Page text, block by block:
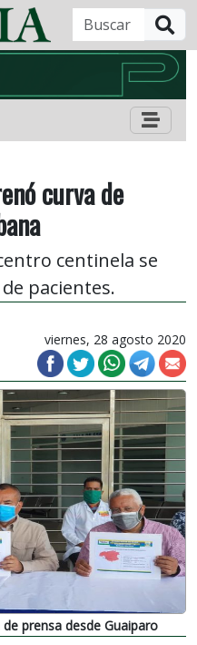
curva de
centinela se
pacientes.
viernes, 28 agosto 2020
prensa desde Guaiparo